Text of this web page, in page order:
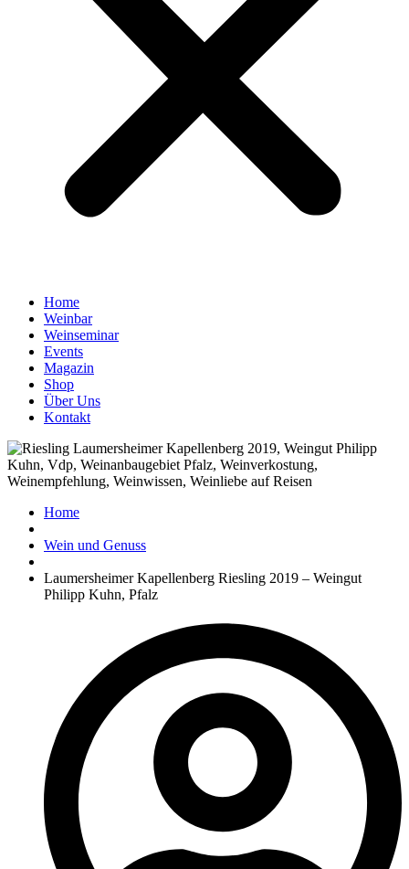
Home
Weinbar
Weinseminar
Events
Magazin
Shop
Über Uns
Kontakt
Home
Wein und Genuss
Laumersheimer Kapellenberg Riesling 2019 – Weingut
Philipp Kuhn, Pfalz